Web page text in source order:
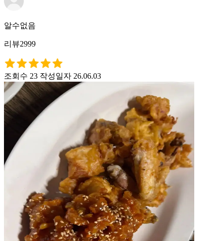
알수없음
리뷰2999
조회수 23 작성일자 26.06.03